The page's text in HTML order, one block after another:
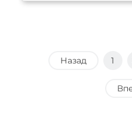
Назад 1